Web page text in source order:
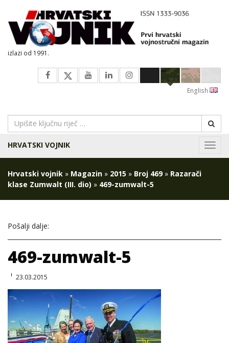
izlazi od 1991.
English
HRVATSKI VOJNIK
Hrvatski vojnik » Magazin » 2015 » Broj 469» Razarači
klase Zumwalt (III. dio) » 469-zumwalt-5
Pošalji dalje:
469-zumwalt-5
23.03.2015